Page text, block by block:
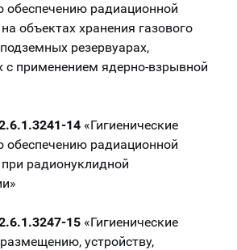
обеспечению радиационной
объектах хранения газового
резервуарах,
с применением ядерно-взрывной
14 «Гигиенические
обеспечению радиационной
радионуклидной
15 «Гигиенические
устройству,